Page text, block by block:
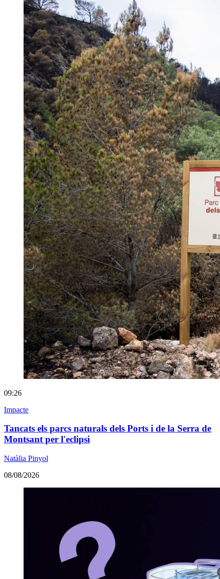
09:26
Impacte
Tancats els parcs naturals dels Ports i de la Serra de
Montsant per l'eclipsi
Natàlia Pinyol
08/08/2026